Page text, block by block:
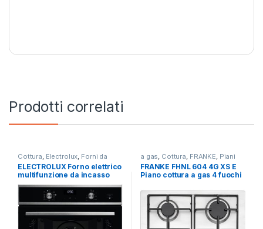
Prodotti correlati
Cottura Electrolux Forni da
Incasso
ELECTROLUX Forno elettrico
multifunzione da incasso
EOD 5H40X
a gas Cottura FRANKE Piani
Cottura
FRANKE FHNL 604 4G XS E
Piano cottura a gas 4 fuochi